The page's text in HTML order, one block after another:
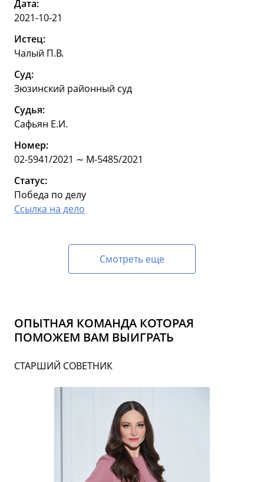
Дата:
2021-10-21
Истец:
Чалый П.В.
Суд:
Зюзинский районный суд
Судья:
Сафьян Е.И.
Номер:
02-5941/2021 ∼ М-5485/2021
Статус:
Победа по делу
Ссылка на дело
Смотреть еще
ОПЫТНАЯ КОМАНДА КОТОРАЯ
ПОМОЖЕМ ВАМ ВЫИГРАТЬ
СТАРШИЙ СОВЕТНИК